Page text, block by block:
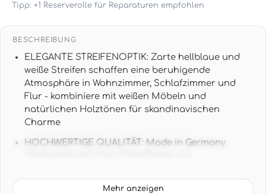
Tipp: +1 Reserverolle für Reparaturen empfohlen
BESCHREIBUNG
ELEGANTE STREIFENOPTIK: Zarte hellblaue und
weiße Streifen schaffen eine beruhigende
Atmosphäre in Wohnzimmer, Schlafzimmer und
Flur - kombiniere mit weißen Möbeln und
natürlichen Holztönen für skandinavischen
Charme
HOCHWERTIGE QUALITÄT: Made in Germany
langanhaltende Schönheit
Mehr anzeigen